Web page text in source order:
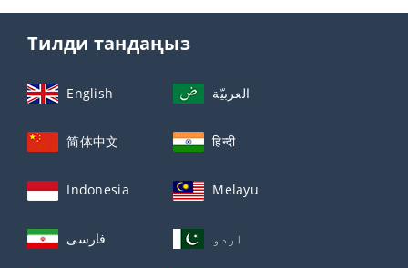
Тилди тандаңыз
English العربيّة
简体中文 हिन्दी
Indonesia Melayu
فارسی اردو